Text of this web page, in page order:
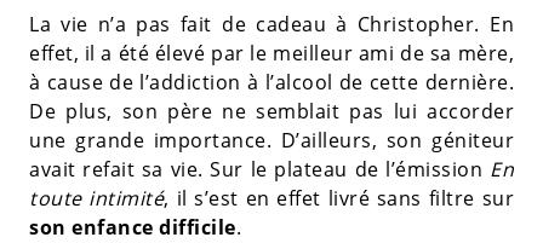
La vie n’a pas fait de cadeau à Christopher. En
effet, il a été élevé par le meilleur ami de sa mère,
à cause de l’addiction à l’alcool de cette dernière.
De plus, son père ne semblait pas lui accorder
une grande importance. D’ailleurs, son géniteur
avait refait sa vie. Sur le plateau de l’émission En
toute intimité, il s’est en effet livré sans filtre sur
son enfance difficile.